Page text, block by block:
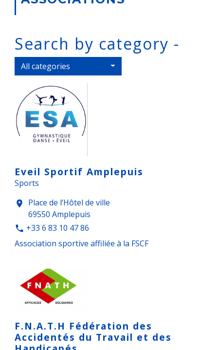
Search by category -
All categories
Eveil Sportif Amplepuis
Sports
location_on
Place de l’Hôtel de ville
69550 Amplepuis
phone +33 6 83 10 47 86
Association sportive affiliée à la FSCF
F.N.A.T.H Fédération des
Accidentés du Travail et des